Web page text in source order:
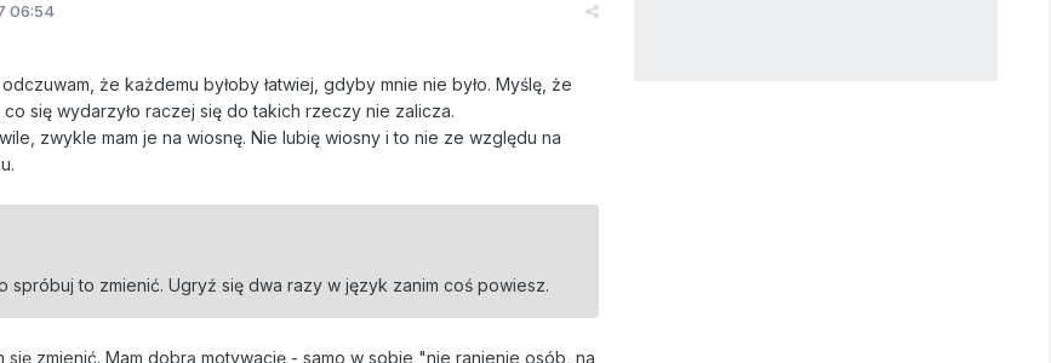
06:54
że każdemu byłoby łatwiej, gdyby mnie nie było. Myślę, że
się wydarzyło raczej się do takich rzeczy nie zalicza.
zwykle mam je na wiosnę. Nie lubię wiosny i to nie ze względu na
spróbuj to zmienić. Ugryź się dwa razy w język zanim coś powiesz.
się zmienić. Mam dobrą motywację - samo w sobie "nie ranienie osób, na